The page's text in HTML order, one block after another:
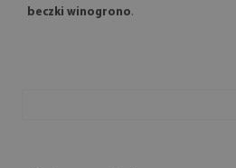
beczki winogrono.